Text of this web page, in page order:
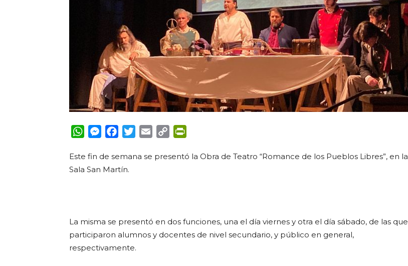
WhatsApp
Messenger
FacebookTwitterEmail Copy
Este fin de semana se presentó la Obra de Teatro “Romance de los Pueblos Libres”, en la
Sala San Martín.
La misma se presentó en dos funciones, una el día viernes y otra el día sábado, de las que
participaron alumnos y docentes de nivel secundario, y público en general,
respectivamente.